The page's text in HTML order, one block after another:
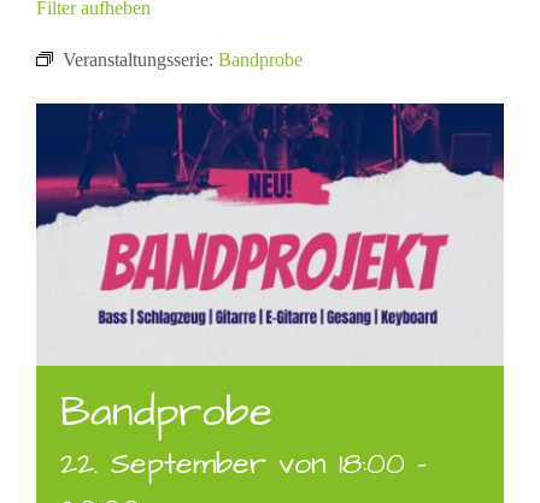
Filter aufheben
Veranstaltungsserie: Bandprobe
Bandprobe
22. September von 18:00 -